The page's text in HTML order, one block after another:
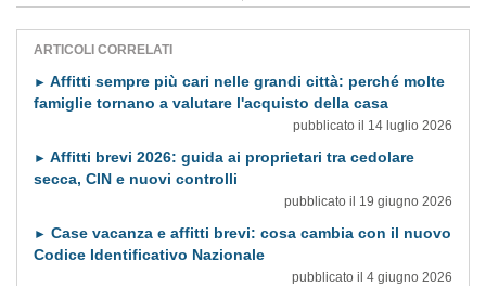
ARTICOLI CORRELATI
► Affitti sempre più cari nelle grandi città: perché molte
famiglie tornano a valutare l'acquisto della casa
pubblicato il 14 luglio 2026
► Affitti brevi 2026: guida ai proprietari tra cedolare
secca, CIN e nuovi controlli
pubblicato il 19 giugno 2026
► Case vacanza e affitti brevi: cosa cambia con il nuovo
Codice Identificativo Nazionale
pubblicato il 4 giugno 2026